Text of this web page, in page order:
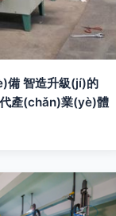
備 智造升級(jí)的
產(chǎn)業(yè)體